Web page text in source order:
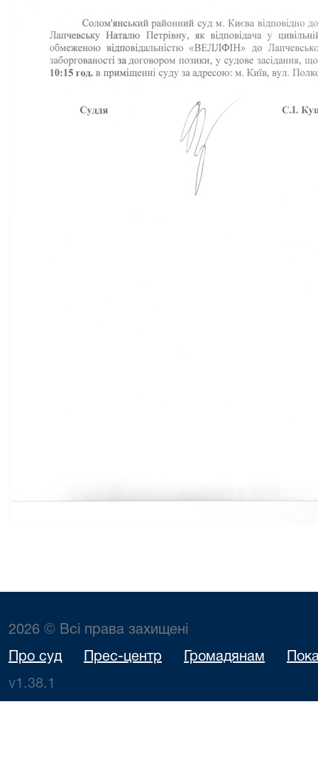
2026 © Всі права захищені
Про суд Прес-центр Громадянам
v1.38.1